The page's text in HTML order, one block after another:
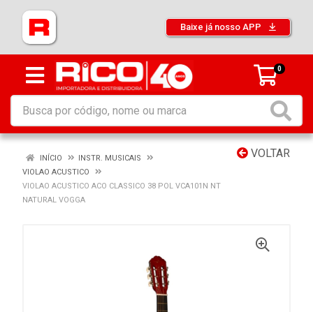
Baixe já nosso APP
0
VOLTAR
INÍCIO
INSTR. MUSICAIS
VIOLAO ACUSTICO
VIOLAO ACUSTICO ACO CLASSICO 38 POL VCA101N NT
NATURAL VOGGA